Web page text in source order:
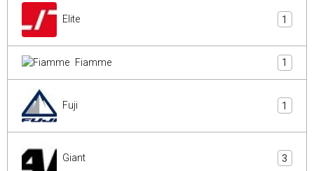
Elite 1
Fiamme 1
Fuji 1
Giant 3